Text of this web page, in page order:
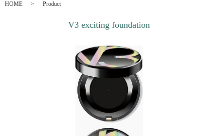
HOME Product
V3 exciting foundation